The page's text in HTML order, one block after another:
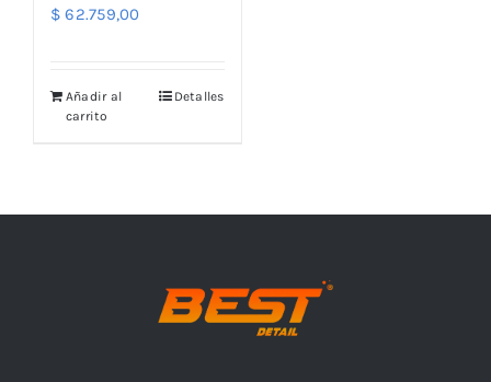
$ 62.759,00
Añadir al
carrito
Detalles